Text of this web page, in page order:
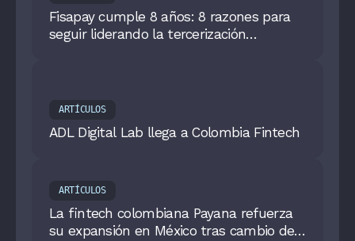
Fisapay cumple 8 años: 8 razones para
seguir liderando la tercerización
ARTÍCULOS
ADL Digital Lab llega a Colombia Fintech
ARTÍCULOS
La fintech colombiana Payana refuerza
su expansión en México tras cambio de